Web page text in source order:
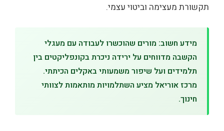
תקשורת מעצימה וביטוי עצמי.
מידע חשוב: מורים שהוכשרו לעבודה עם מעגלי
הקשבה מדווחים על ירידה ניכרת בקונפליקטים בין
תלמידים ועל שיפור משמעותי באקלים הכיתתי.
מרכז אוריאל מציע השתלמויות מותאמות לצוותי
חינוך.